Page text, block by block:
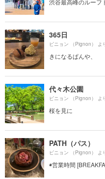
365日
ピニョン （Pignon） よ
きになるぱんや、
代々木公園
ピニョン （Pignon） よ
桜を見に
PATH（パス）
ピニョン （Pignon） よ
◉営業時間